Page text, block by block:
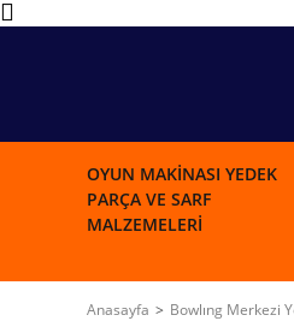
OYUN MAKINASI YEDEK
PARÇA VE SARF
MALZEMELERI
Anasayfa Bowlıng Merkezi